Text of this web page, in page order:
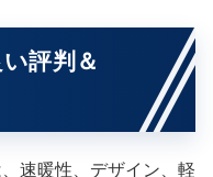
評判＆
速暖性、デザイン、軽